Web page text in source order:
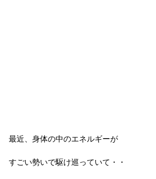
最近、身体の中のエネルギーが
すごい勢いで駆け巡っていて・・